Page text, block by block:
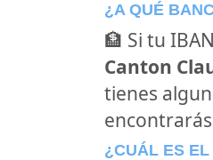
¿A QUÉ
🏦 Si tu
Canton
tienes
¿CUÁL ES